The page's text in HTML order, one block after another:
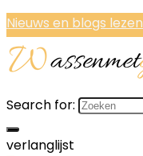
Nieuws en blogs lezen
Search for:
verlanglijst